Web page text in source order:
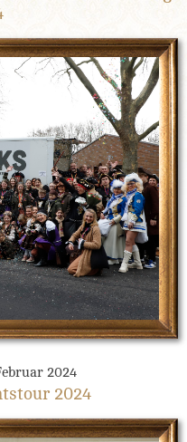
2024
2024